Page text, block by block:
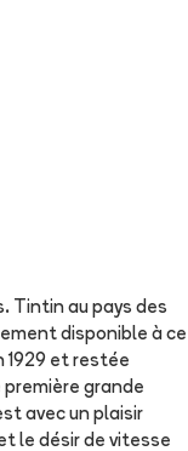
Tintin au pays des
disponible à ce
1929 et restée
grande
avec un plaisir
le désir de vitesse